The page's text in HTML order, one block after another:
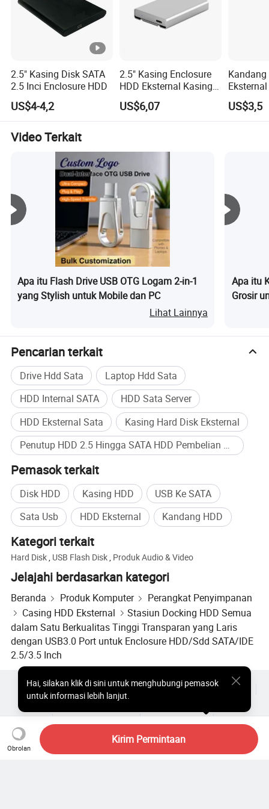
Profil Perusahaan
selalu melakukan yang terbaik untuk memenuhi
kebutuhan pelanggan. Perusahaan kita dengan tulus
berkeinginan untuk bekerja sama dengan perusahaan-
perusahaan dari seluruh dunia untuk mewujudkan situasi
telah berkembang dengan kekuatan yang tidak dapat
menggiurkan.
2.5" Kasing Disk SATA
2.5 Inci Enclosure HDD
US$4-4,2
2.5" Kasing Enclosure
HDD Eksternal Kasing
Drive Laptop Kasing
Hard Drive Portabel
US$6,07
SSD
Drive
US$3,5
Video Terkait
Apa itu Flash Drive USB OTG Logam 2-in-1
yang Stylish untuk Mobile dan PC
Lihat Lainnya
Apa itu
Grosir
Pencarian terkait
Drive Hdd Sata
Laptop Hdd Sata
HDD Internal SATA
HDD Sata Server
HDD Eksternal Sata
Kasing Hard Disk Eksternal
Penutup HDD 2.5 Hingga SATA HDD Pembelian Massal
Pemasok terkait
Disk HDD Kasing HDD
USB Ke SATA
Sata Usb
HDD Eksternal Kandang HDD
Kategori terkait
Hard Disk USB Flash Disk Produk Audio & Video
Jelajahi berdasarkan kategori
Beranda Produk Komputer
Perangkat Penyimpanan
Casing HDD Eksternal
Stasiun Docking HDD Semua
dalam Satu Berkualitas Tinggi Transparan yang Laris
dengan USB3.0 Port untuk Enclosure HDD/Sdd SATA/IDE
2.5/3.5 Inch
Obrolan
Kirim Permintaan
Hai,silakan klik di sini untuk menghubungi pemasok
untuk informasi lebih lanjut.
Produk Populer Harga Produk Panas
Produk Panas Grosir
Pembeli bintang
Amplop
Perjanjian Pengguna Kebijakan Privasi
Hubungi
Copyright © 2026 Focus Technology Co., Ltd. All Rights Reserved